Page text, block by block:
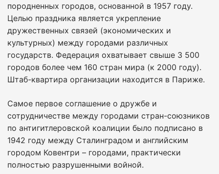
породненных городов, основанной в 1957 году.
Целью праздника является укрепление
дружественных связей (экономических и
культурных) между городами различных
государств. Федерация охватывает свыше 3 500
городов более чем 160 стран мира (к 2000 году).
Штаб-квартира организации находится в Париже.
Самое первое соглашение о дружбе и
сотрудничестве между городами стран-союзников
по антигитлеровской коалиции было подписано в
1942 году между Сталинградом и английским
городом Ковентри – городами, практически
полностью разрушенными войной.